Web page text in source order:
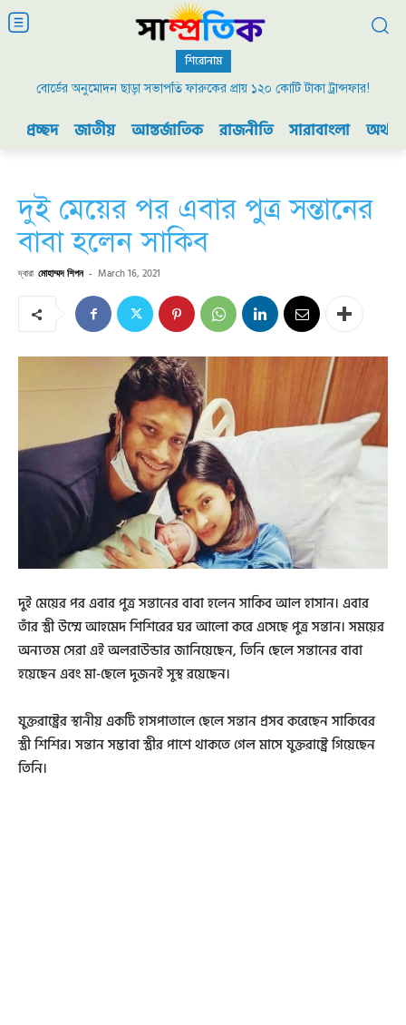
শিরোনাম
বোর্ডের অনুমোদন ছাড়া সভাপতি ফারুকের প্রায় ১২০ কোটি টাকা ট্রান্সফার!
প্রচ্ছদ জাতীয় আন্তর্জাতিক রাজনীতি সারাবাংলা
দুই মেয়ের পর এবার পুত্র সন্তানের
বাবা হলেন সাকিব
দ্বারা মোহাম্মদ শিপন - March 16, 2021
দুই মেয়ের পর এবার পুত্র সন্তানের বাবা হলেন সাকিব আল হাসান। এবার
তাঁর স্ত্রী উম্মে আহমেদ শিশিরের ঘর আলো করে এসেছে পুত্র সন্তান। সময়ের
অন্যতম সেরা এই অলরাউন্ডার জানিয়েছেন, তিনি ছেলে সন্তানের বাবা
হয়েছেন এবং মা-ছেলে দুজনই ‍সুস্থ রয়েছেন।
যুক্তরাষ্ট্রের স্থানীয় একটি হাসপাতালে ছেলে সন্তান প্রসব করেছেন সাকিবের
স্ত্রী শিশির। সন্তান সম্ভাবা স্ত্রীর পাশে থাকতে গেল মাসে যুক্তরাষ্ট্রে গিয়েছেন
তিনি।